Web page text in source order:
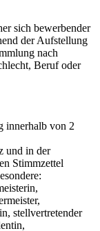
sich bewerbender
der Aufstellung
nach
Beruf oder
innerhalb von 2
und in der
Stimmzettel
stellvertretender